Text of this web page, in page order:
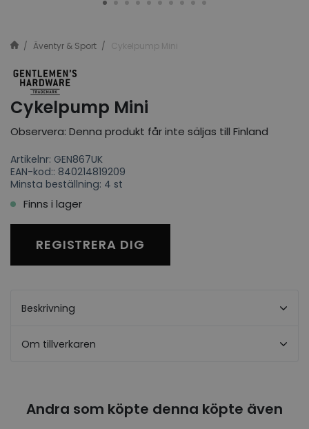
Äventyr & Sport Cykelpump Mini
Cykelpump Mini
Observera: Denna produkt får inte säljas till Finland
Artikelnr: GEN867UK
EAN-kod:: 840214819209
Minsta beställning: 4 st
Finns i lager
REGISTRERA DIG
Beskrivning
Om tillverkaren
Andra som köpte denna köpte även